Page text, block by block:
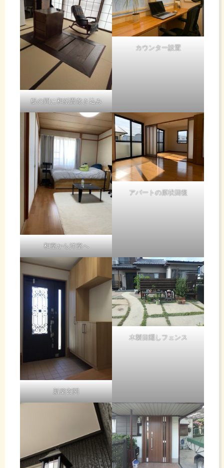
板の間に和紙畳敷き込み
カウンター設置
和室から洋室へ
アパートの原状回復
新築玄関
木製目隠しフェンス